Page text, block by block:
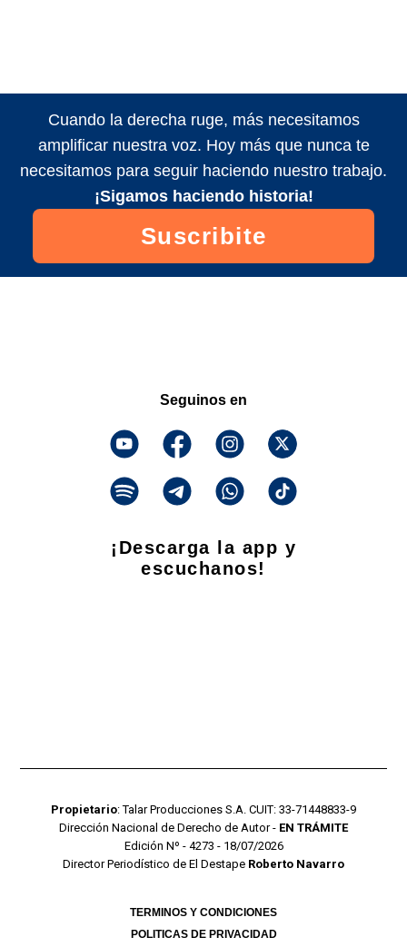
Cuando la derecha ruge, más necesitamos
amplificar nuestra voz. Hoy más que nunca te
necesitamos para seguir haciendo nuestro trabajo.
¡Sigamos haciendo historia!
Suscribite
Seguinos en
¡Descarga la app y
escuchanos!
Propietario: Talar Producciones S.A. CUIT: 33-71448833-9
Dirección Nacional de Derecho de Autor - EN TRÁMITE
Edición Nº - 4273 - 18/07/2026
Director Periodístico de El Destape Roberto Navarro
TERMINOS Y CONDICIONES
POLITICAS DE PRIVACIDAD